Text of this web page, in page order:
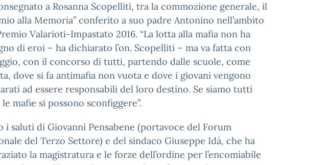
a Rosanna Scopelliti, tra la commozione generale, il
alla Memoria” conferito a suo padre Antonino nell’ambito
Valarioti-Impastato 2016. “La lotta alla mafia non ha
di eroi – ha dichiarato l’on. Scopelliti – ma va fatta con
con il concorso di tutti, partendo dalle scuole, come
dove si fa antimafia non vuota e dove i giovani vengono
ad essere responsabili del loro destino. Se siamo tutti
mafie si possono sconfiggere”.
i saluti di Giovanni Pensabene (portavoce del Forum
del Terzo Settore) e del sindaco Giuseppe Idà, che ha
la magistratura e le forze dell’ordine per l’encomiabile